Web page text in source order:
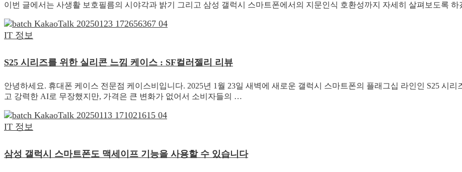
이번 글에서는 사생활 보호필름의 시야각과 밝기 그리고 삼성 갤럭시 스마트폰에서의 지문인식 호환성까지 자세히 살펴보도록 하
IT 정보
S25 시리즈를 위한 실리콘 느낌 케이스 : SF컬러젤리 리뷰
안녕하세요. 휴대폰 케이스 전문점 케이스비입니다. 2025년 1월 23일 새벽에 새로운 갤럭시 스마트폰의 플래그십 라인인 S25 시
고 강력한 AI로 무장했지만, 가격은 큰 변화가 없어서 소비자들의 …
IT 정보
삼성 갤럭시 스마트폰도 맥세이프 기능을 사용할 수 있습니다